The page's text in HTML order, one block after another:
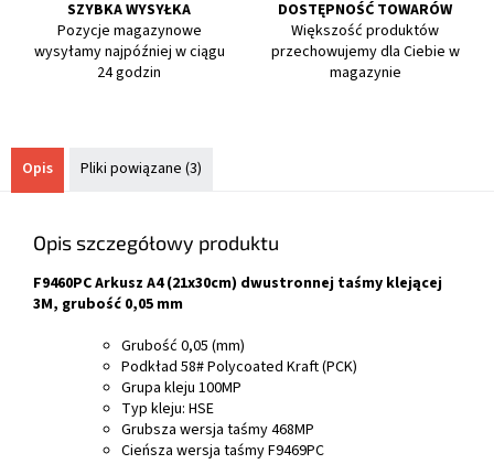
SZYBKA WYSYŁKA
Pozycje magazynowe
wysyłamy najpóźniej w ciągu
24 godzin
DOSTĘPNOŚĆ TOWARÓW
Większość produktów
przechowujemy dla Ciebie w
magazynie
Opis Pliki powiązane (3)
Opis szczegółowy produktu
F9460PC Arkusz A4 (21x30cm) dwustronnej taśmy klejącej
3M, grubość 0,05 mm
Grubość 0,05 (mm)
Podkład 58# Polycoated Kraft (PCK)
Grupa kleju 100MP
Typ kleju: HSE
Grubsza wersja taśmy 468MP
Cieńsza wersja taśmy F9469PC